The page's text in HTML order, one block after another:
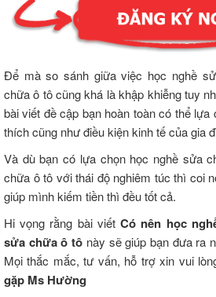
Để mà so sánh giữa việc học nghề
chữa ô tô cũng khá là khập khiễng tuy
bài viết đề cập bạn hoàn toàn có thể
thích cũng như điều kiện kinh tế của gia
Và dù bạn có lựa chọn học nghề sửa
chữa ô tô với thái độ nghiêm túc thì coi
giúp mình kiếm tiền thì đều tốt cả.
Hi vọng rằng bài viếtCó nên học
sửa chữa ô tô này sẽ giúp bạn đưa ra
Mọi thắc mắc, tư vấn, hỗ trợ xin vui
gặp Ms Hường